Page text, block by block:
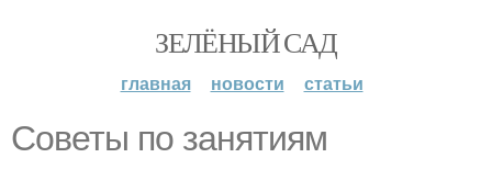
ЗЕЛЁНЫЙ САД
главная новости статьи
Советы по занятиям